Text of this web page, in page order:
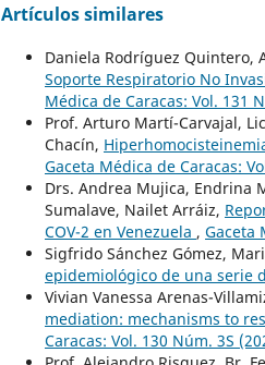
Artículos similares
Daniela Rodríguez Quintero,
Soporte Respiratorio No
Médica de Caracas: Vol. 131
Prof. Arturo Martí-Carvajal,
Chacín,
Gaceta Médica de Caracas:
Drs. Andrea Mujica, Endrina
Sumalave, Nailet Arráiz,
COV-2 en Venezuela , Gaceta
Sigfrido Sánchez Gómez,
epidemiológico de una serie
Vivian Vanessa Arenas-
mediation: mechanisms to
Caracas: Vol. 130 Núm. 3S